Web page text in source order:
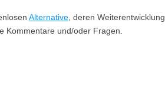
Alternative, deren Weiterentwicklung
Kommentare und/oder Fragen.